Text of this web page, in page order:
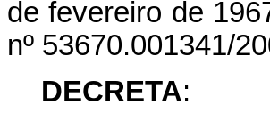
de fevereiro de
nº 53670.001341/
DECRETA: